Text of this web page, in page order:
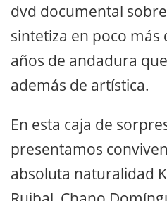
dvd documental
sintetiza en poco más
años de andadura
además de artística.
En esta caja de
presentamos
absoluta naturalidad